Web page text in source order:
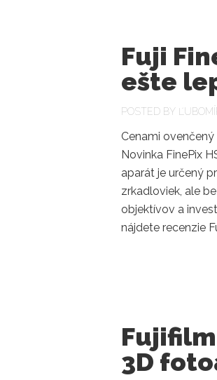
Fuji
ešte
POSTED BY
Cenami
Novinka FinePix
aparát je určený
zrkadloviek, ale
objektívov a
nájdete recenzie
Fujifilm
3D